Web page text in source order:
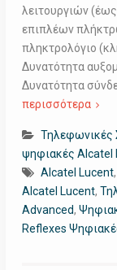
λειτουργιών
επιπλέων
πληκτρολόγιο
Δυνατότητα
Δυνατότητα
περισσότερα
Τηλεφωνικές
ψηφιακές Alcatel
Alcatel Lucent,
Alcatel Lucent,
Advanced,
Reflexes